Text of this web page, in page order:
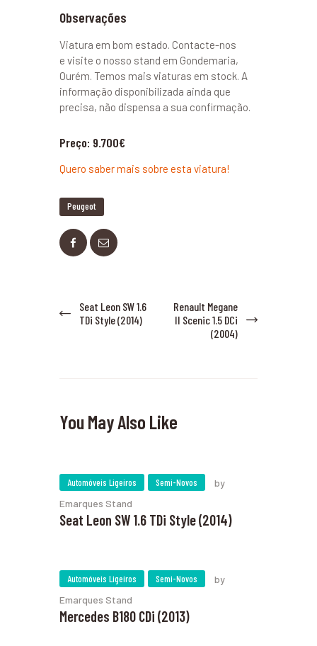
Observações
Viatura em bom estado. Contacte-nos
e visite o nosso stand em Gondemaria,
Ourém. Temos mais viaturas em stock. A
informação disponibilizada ainda que
precisa, não dispensa a sua confirmação.
Preço: 9.700€
Quero saber mais sobre esta viatura!
Peugeot
Navegação de artigos
Previous post:
Seat Leon SW 1.6
TDi Style (2014)
post:
Renault Megane
II Scenic 1.5 DCi
(2004)
You May Also Like
Automóveis Ligeiros Semi-Novos
by
Emarques Stand
Seat Leon SW 1.6 TDi Style (2014)
Automóveis Ligeiros Semi-Novos
by
Emarques Stand
Mercedes B180 CDi (2013)